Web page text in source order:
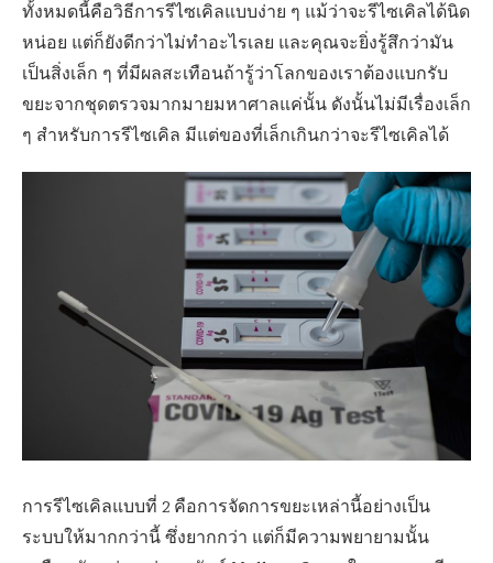
ทั้งหมดนี้คือวิธีการรีไซเคิลแบบง่าย ๆ แม้ว่าจะรีไซเคิลได้นิด
หน่อย แต่ก็ยังดีกว่าไม่ทำอะไรเลย และคุณจะยิ่งรู้สึกว่ามัน
เป็นสิ่งเล็ก ๆ ที่มีผลสะเทือนถ้ารู้ว่าโลกของเราต้องแบกรับ
ขยะจากชุดตรวจมากมายมหาศาลแค่นั้น ดังนั้นไม่มีเรื่องเล็ก
ๆ สำหรับการรีไซเคิล มีแต่ของที่เล็กเกินกว่าจะรีไซเคิลได้
การรีไซเคิลแบบที่ 2 คือการจัดการขยะเหล่านี้อย่างเป็น
ระบบให้มากกว่านี้ ซึ่งยากกว่า แต่ก็มีความพยายามนั้น